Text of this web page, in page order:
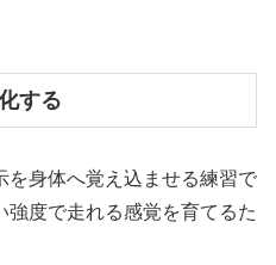
する
を身体へ覚え込ませる練習で
度で走れる感覚を育てるた